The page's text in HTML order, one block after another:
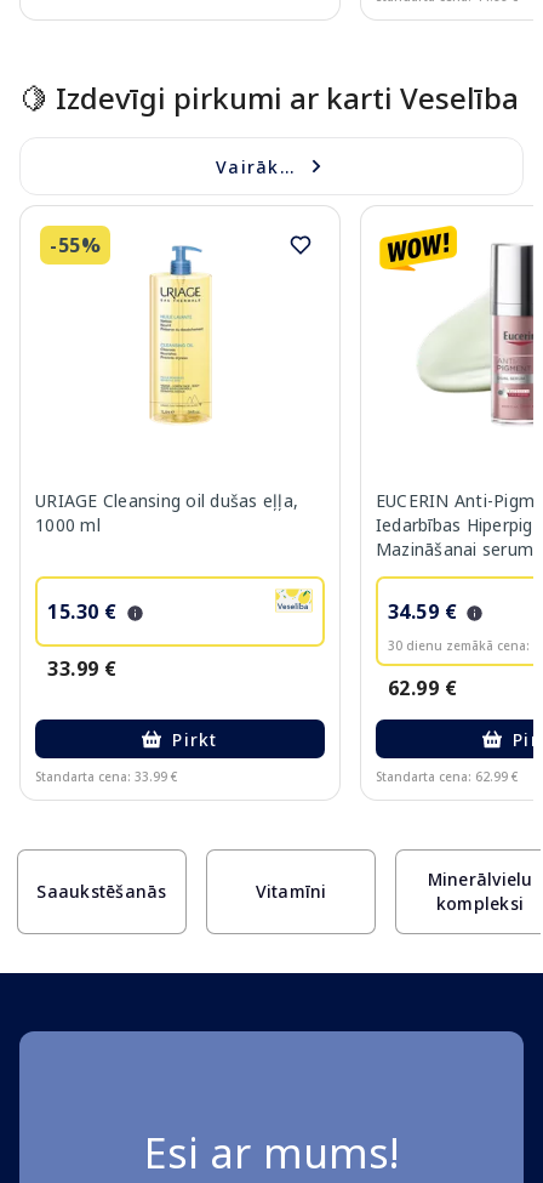
🍋 Izdevīgi pirkumi ar karti Veselība
Vairāk...
-55%
URIAGE Cleansing oil dušas eļļa,
1000 ml
15.30 €
33.99 €
Pirkt
Standarta cena: 33.99 €
EUCERIN Anti-
Iedarbības
Mazināšanai
34.59 €
30 dienu zemākā cena:
62.99 €
Standarta cena: 62.99 €
Saaukstēšanās Vitamīni
Minerālvielu
kompleksi
Esi ar mums!